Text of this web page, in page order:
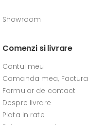
Showroom
Comenzi si livrare
Contul meu
Comanda mea, Factura
Formular de contact
Despre livrare
Plata in rate